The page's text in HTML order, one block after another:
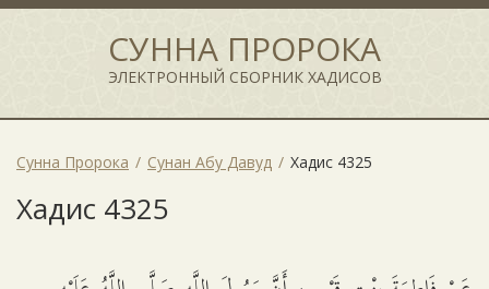
СУННА ПРОРОКА
ЭЛЕКТРОННЫЙ СБОРНИК ХАДИСОВ
Сунна Пророка Сунан Абу Давуд Хадис 4325
Хадис 4325